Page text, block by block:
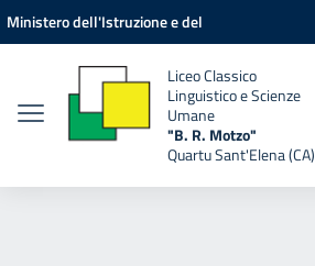
Vai ai contenuti
Vai al menu di navigazione
Vai al footer
Ministero dell'Istruzione e del
Liceo Classico
Linguistico e Scienze
Umane
"B. R. Motzo"
Quartu Sant'Elena (CA)